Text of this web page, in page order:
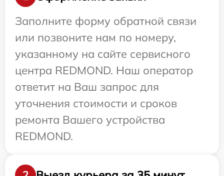
Заполните форму обратной связи
или позвоните нам по номеру,
указанному на сайте сервисного
центра REDMOND. Наш оператор
ответит на Ваш запрос для
уточнения стоимости и сроков
ремонта Вашего устройства
REDMOND.